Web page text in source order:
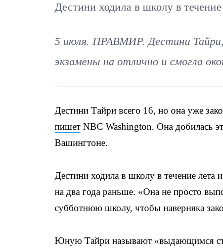
Дестини ходила в школу в
5 июля. ПРАВМИР. Дестини Тайри,
экзамены на отлично и смогла
Дестини Тайри всего 16, но она уже
пишет NBC Washington. Она добилась
Вашингтоне.
Дестини ходила в школу в течение
на два года раньше. «Она не просто
субботнюю школу, чтобы наверняка
Юную Тайри называют «выдающимся